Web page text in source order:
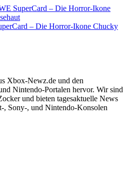
SuperCard – Die Horror-Ikone
– Die Horror-Ikone Chucky
Xbox-Newz.de und den
Nintendo-Portalen hervor. Wir sind
und bieten tagesaktuelle News
, Sony-, und Nintendo-Konsolen